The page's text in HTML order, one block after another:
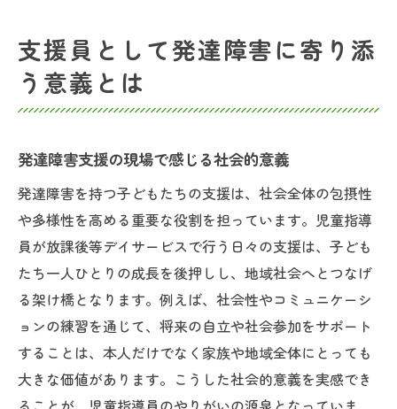
支援員として発達障害に寄り添
う意義とは
発達障害支援の現場で感じる社会的意義
発達障害を持つ子どもたちの支援は、社会全体の包摂性
や多様性を高める重要な役割を担っています。児童指導
員が放課後等デイサービスで行う日々の支援は、子ども
たち一人ひとりの成長を後押しし、地域社会へとつなげ
る架け橋となります。例えば、社会性やコミュニケーシ
ョンの練習を通じて、将来の自立や社会参加をサポート
することは、本人だけでなく家族や地域全体にとっても
大きな価値があります。こうした社会的意義を実感でき